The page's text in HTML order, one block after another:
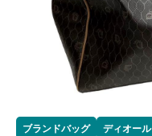
ブランドバッグ ディオール